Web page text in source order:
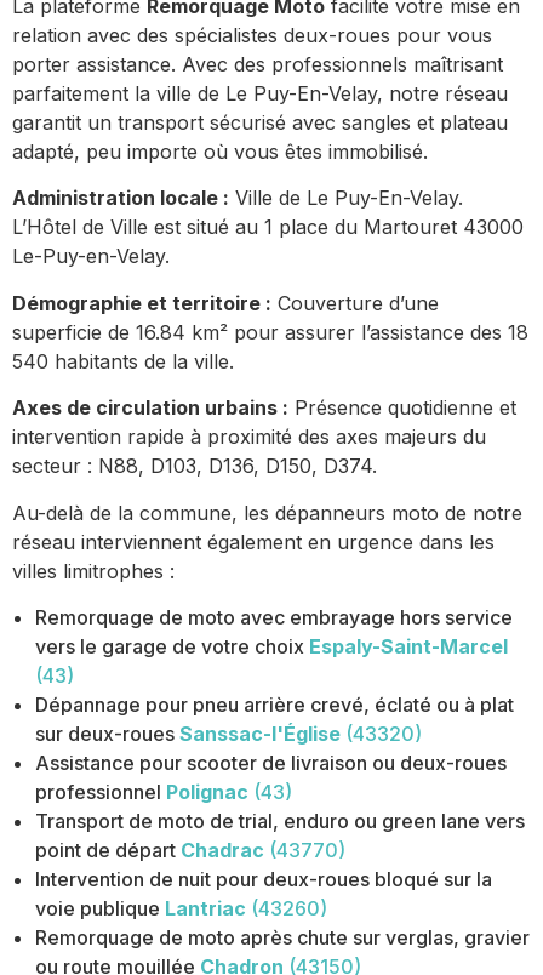
La plateforme Remorquage Moto facilite votre mise en
relation avec des spécialistes deux-roues pour vous
porter assistance. Avec des professionnels maîtrisant
parfaitement la ville de Le Puy-En-Velay, notre réseau
garantit un transport sécurisé avec sangles et plateau
adapté, peu importe où vous êtes immobilisé.
Administration locale : Ville de Le Puy-En-Velay.
L’Hôtel de Ville est situé au 1 place du Martouret 43000
Le-Puy-en-Velay.
Démographie et territoire : Couverture d’une
superficie de 16.84 km² pour assurer l’assistance des 18
540 habitants de la ville.
Axes de circulation urbains : Présence quotidienne et
intervention rapide à proximité des axes majeurs du
secteur : N88, D103, D136, D150, D374.
Au-delà de la commune, les dépanneurs moto de notre
réseau interviennent également en urgence dans les
villes limitrophes :
Remorquage de moto avec embrayage hors service
vers le garage de votre choix Espaly-Saint-Marcel
(43)
Dépannage pour pneu arrière crevé, éclaté ou à plat
sur deux-roues Sanssac-l'Église (43320)
Assistance pour scooter de livraison ou deux-roues
professionnel Polignac (43)
Transport de moto de trial, enduro ou green lane vers
point de départ Chadrac (43770)
Intervention de nuit pour deux-roues bloqué sur la
voie publique Lantriac (43260)
Remorquage de moto après chute sur verglas, gravier
ou route mouillée Chadron (43150)